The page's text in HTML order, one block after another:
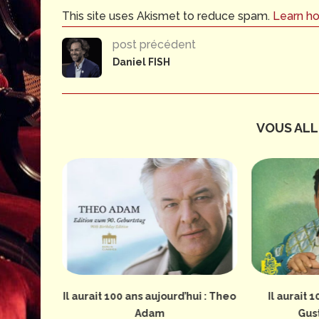
This site uses Akismet to reduce spam. Learn
post précédent
Daniel FISH
VOUS
de
Il aurait 100 ans aujourd’hui : Theo
Adam
Il aurait